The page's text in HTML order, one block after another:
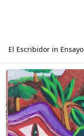
El Escribidorin
Read more about